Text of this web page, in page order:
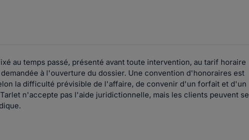
au temps passé, présenté avant toute intervention, au tarif horaire
à l'ouverture du dossier. Une convention d'honoraires est
la difficulté prévisible de l'affaire, de convenir d'un forfait et d'un
n'accepte pas l'aide juridictionnelle, mais les clients peuvent se